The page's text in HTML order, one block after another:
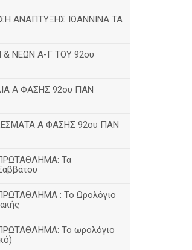
ΑΝΑΠΤΥΞΗΣ ΙΩΑΝΝΙΝΑ ΤΑ
ΝΕΩΝ Α-Γ ΤΟΥ 92ου
Α ΦΑΣΗΣ 92ου ΠΑΝ
Α ΦΑΣΗΣ 92ου ΠΑΝ
Τα
: Το Ωρολόγιο
Το ωρολόγιο